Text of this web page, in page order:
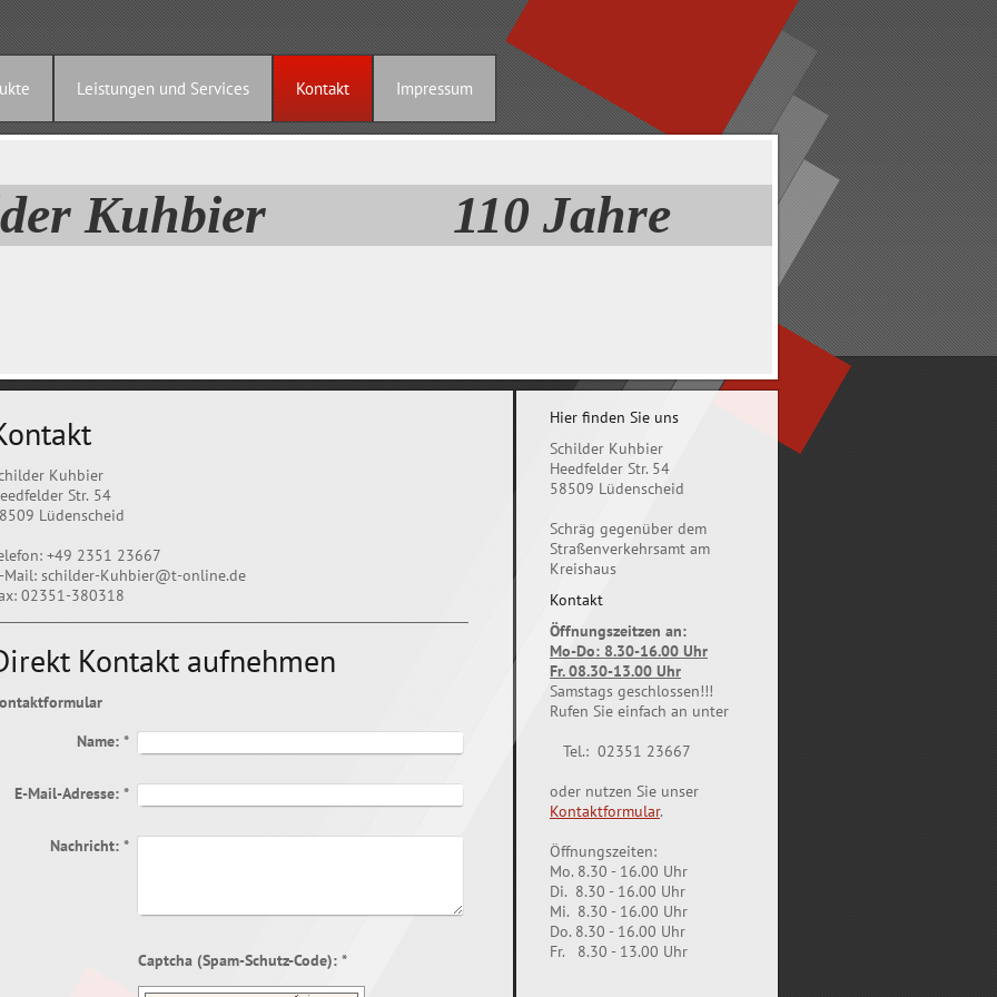
Leistungen und Services Kontakt Impressum
Kuhbier 110 Jahre
Kuhbier
Str. 54
Lüdenscheid
+49 2351 23667
Mail: schilder-Kuhbier@t-online.de
02351-380318
Kontakt aufnehmen
Name:*
E-Mail-Adresse:*
Nachricht:*
Captcha (Spam-Schutz-Code): *
Hier finden Sie uns
Schilder Kuhbier
Heedfelder Str. 54
58509 Lüdenscheid
Schräg gegenüber dem
Straßenverkehrsamt am
Kreishaus
Kontakt
Öffnungszeitzen an:
Mo-Do: 8.30-16.00 Uhr
Fr. 08.30-13.00 Uhr
Samstags geschlossen!!!
Rufen Sie einfach an unter
Tel.: 02351 23667
oder nutzen Sie unser
Kontaktformular.
Öffnungszeiten:
Mo. 8.30 - 16.00 Uhr
Di. 8.30 - 16.00 Uhr
Mi. 8.30 - 16.00 Uhr
Do. 8.30 - 16.00 Uhr
Fr. 8.30 - 13.00 Uhr